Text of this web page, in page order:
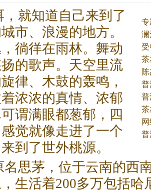
探
普
，就知道自己来到了
市、浪漫的地方。
徜徉在雨林。舞动
的歌声。天空里流
律、木鼓的轰鸣，
浓浓的真情、浓郁
谓满眼都葱郁，四
觉就像走进了一个
到了世外桃源。
名思茅，位于云南的西
生活着200多万包括哈